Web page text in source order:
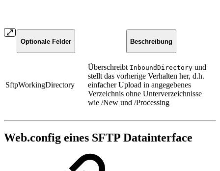
Optionale Felder Beschreibung
SftpWorkingDirectory
Überschreibt InboundDirectory und
stellt das vorherige Verhalten her, d.h.
einfacher Upload in angegebenes
Verzeichnis ohne Unterverzeichnisse
wie /New und /Processing
Web.config eines SFTP Datainterface